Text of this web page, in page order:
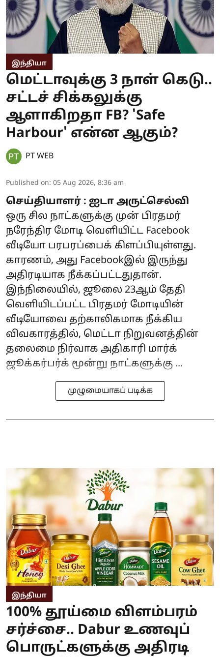
இந்தியா
மெட்டாவுக்கு 3 நாள் கெடு..
சட்டச் சிக்கலுக்கு
ஆளாகிறதா FB? 'Safe
Harbour' என்ன ஆகும்?
PT WEB
Published on: 05 Aug 2026, 8:36 am
செய்தியாளர் : ஐடா அருட்செல்வி
ஒரு சில நாட்களுக்கு முன் பிரதமர்
நரேந்திர மோடி வெளியிட்ட Facebook
வீடியோ பரபரப்பைக் கிளப்பியுள்ளது.
காரணம், அது Facebookஇல் இருந்து
அதிரடியாக நீக்கப்பட்டதுதான்.
இந்நிலையில், ஜூலை 23ஆம் தேதி
வெளியிடப்பட்ட பிரதமர் மோடியின்
வீடியோவை தற்காலிகமாக நீக்கிய
விவகாரத்தில், மெட்டா நிறுவனத்தின்
தலைமை நிர்வாக அதிகாரி மார்க்
ஜூக்கர்பர்க் மூன்று நாட்களுக்கு ...
முழுமையாகப் படிக்க
இந்தியா
100% தூய்மை விளம்பரம்
சர்ச்சை.. Dabur உணவுப்
பொருட்களுக்கு அதிரடி